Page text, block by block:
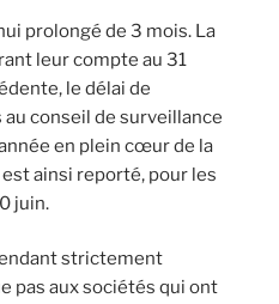
prolongé de 3 mois. La
leur compte au 31
le délai de
conseil de surveillance
en plein cœur de la
ainsi reporté, pour les
juin.
strictement
pas aux sociétés qui ont